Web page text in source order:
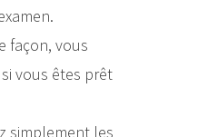
façon, vous
vous êtes prêt
simplement les